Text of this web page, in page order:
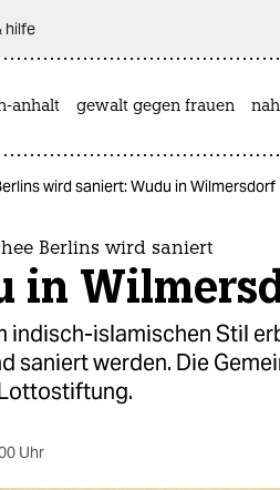
hilfe
anhalt gewalt gegen frauen
wird saniert: Wudu in Wilmersdorf
Berlins wird saniert
in
indisch-islamischen Stil
saniert werden. Die
Uhr